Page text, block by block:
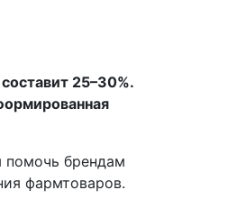
25–30%.
помочь брендам
фармтоваров.